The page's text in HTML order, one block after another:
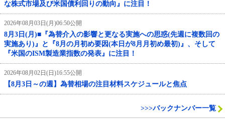
な株式市場及び米国債利回りの動向』に注目！
2026年08月03日(月)06:50公開
8月3日(月)■『為替介入の影響と更なる実施への思惑(先週に複数回の
実施あり)』と『8月の月初め要因(本日が8月月初め最初)』、そして
『米国のISM製造業指数の発表』に注目！
2026年08月02日(日)16:55公開
【8月3日～の週】為替相場の注目材料スケジュールと焦点
>>>バックナンバー一覧